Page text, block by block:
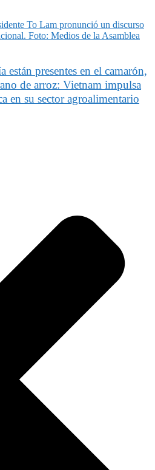
presentes en el camarón,
de arroz: Vietnam impulsa
en su sector agroalimentario